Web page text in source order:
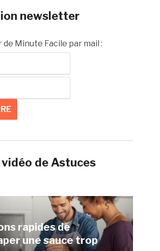
newsletter
de Minute Facile par mail :
vidéo de Astuces
rapides de
une sauce trop